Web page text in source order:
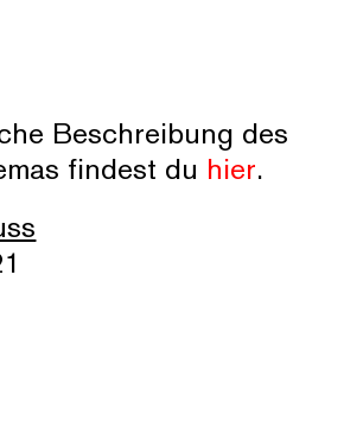
Beschreibung des
findest du hier.